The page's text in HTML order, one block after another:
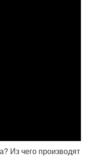
Из чего производят